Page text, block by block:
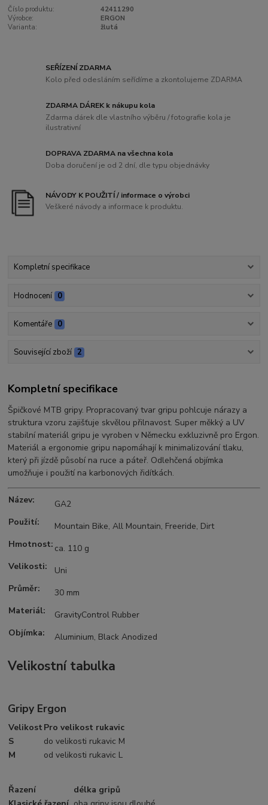
Číslo produktu:
42411290
Výrobce:
ERGON
Varianta:
žlutá
SEŘÍZENÍ ZDARMA
Kolo před odesláním seřídíme a zkontolujeme ZDARMA
ZDARMA DÁREK k nákupu kola
Zdarma dárek dle vlastního výběru / fotografie kola je
ilustrativní
DOPRAVA ZDARMA na všechna kola
Doba doručení je od 2 dní, dle typu objednávky
NÁVODY K POUŽITÍ / informace o výrobci
Veškeré návody a informace k produktu.
Kompletní specifikace
Hodnocení 0
Komentáře 0
Související zboží 2
Kompletní specifikace
Špičkové MTB gripy. Propracovaný tvar gripu pohlcuje nárazy a
struktura vzoru zajišťuje skvělou přilnavost. Super měkký a UV
stabilní materiál gripu je vyroben v Německu exkluzivně pro Ergon.
Materiál a ergonomie gripu napomáhají k minimalizování tlaku,
který při jízdě působí na ruce a páteř. Odlehčená objímka
umožňuje i použití na karbonových řidítkách.
Název:
GA2
Použití:
Mountain Bike, All Mountain, Freeride, Dirt
Hmotnost: ca. 110 g
Velikosti:
Uni
Průměr:
30 mm
Materiál:
GravityControl Rubber
Objímka:
Aluminium, Black Anodized
Velikostní tabulka
Gripy Ergon
Velikost Pro velikost rukavic
S
do velikosti rukavic M
M
od velikosti rukavic L
Řazení
délka gripů